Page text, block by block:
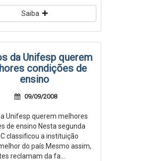
Saiba
da Unifesp querem
condições de
ensino
09/09/2008
Unifesp querem melhores
de ensino Nesta segunda
classificou a instituição
do país.Mesmo assim,
reclamam da fa...